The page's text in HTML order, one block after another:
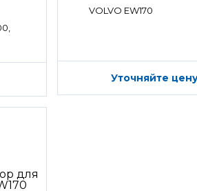
VOLVO EW170
Уточняйте